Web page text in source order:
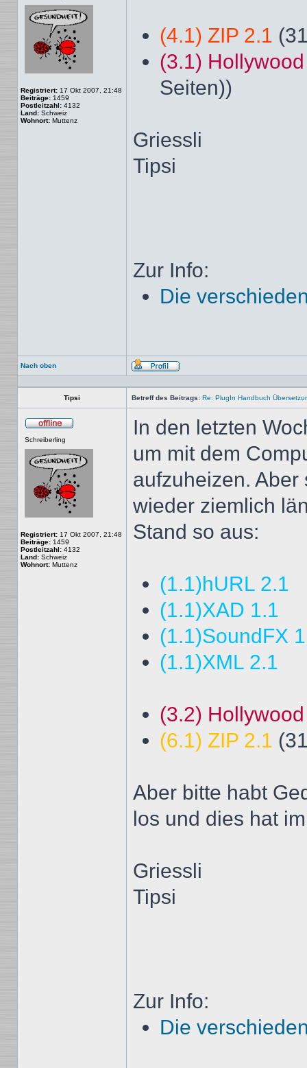
Registriert: 17 Okt 2007, 21:48
Beiträge: 1459
Postleitzahl: 4132
Land: Schweiz
Wohnort: Muttenz
(4.1) ZIP 2.1
(3.1)
Seiten))
Griessli
Tipsi
Zur Info:
Die
Nach oben
Profil
Tipsi Betreff des Beitrags: Re: PlugIn Handbuch
Schreiberling
Registriert: 17 Okt 2007, 21:48
Beiträge: 1459
Postleitzahl: 4132
Land: Schweiz
Wohnort: Muttenz
In den letzten
um mit dem
aufzuheizen.
wieder ziemlich
Stand so aus:
(1.1)hURL 2.1
(1.1)XAD 1.1
(1.1)SoundFX
(1.1)XML 2.1
(3.2)
(6.1) ZIP 2.1
Aber bitte habt
los und dies hat
Griessli
Tipsi
Zur Info:
Die